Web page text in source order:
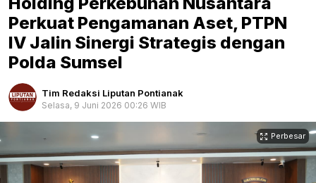
Perkuat Pengamanan Aset, PTPN
IV Jalin Sinergi Strategis dengan
Polda Sumsel
Tim Redaksi Liputan Pontianak
Selasa, 9 Juni 2026 00:26 WIB
Perbesar